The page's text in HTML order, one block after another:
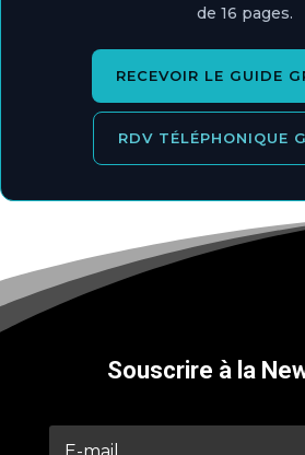
de 16 pages.
RECEVOIR LE GUIDE
RDV TÉLÉPHONIQUE
Souscrire à la